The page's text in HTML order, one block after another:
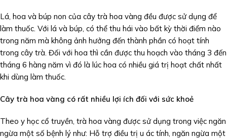
Lá, hoa và búp non của cây trà hoa vàng đều được sử dụng để
làm thuốc. Với lá và búp, có thể thu hái vào bất kỳ thời điểm nào
trong năm mà không ảnh hưởng đến thành phần có hoạt tính
trong cây trà. Đối với hoa thì cần được thu hoạch vào tháng 3 đến
tháng 6 hàng năm vì đó là lúc hoa có nhiều giá trị hoạt chất nhất
khi dùng làm thuốc.
Cây trà hoa vàng có rất nhiều lợi ích đối với sức khoẻ
Theo y học cổ truyền, trà hoa vàng được sử dụng trong việc ngăn
ngừa một số bệnh lý như: Hỗ trợ điều trị u ác tính, ngăn ngừa một